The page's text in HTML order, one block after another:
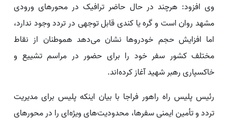
وی افزود: هرچند در حال حاضر ترافیک در محورهای ورودی
مشهد روان است و گره یا کندی قابل توجهی در تردد وجود ندارد،
اما افزایش حجم خودروها نشان می‌دهد هموطنان از نقاط
مختلف کشور سفر خود را برای حضور در مراسم تشییع و
خاکسپاری رهبر شهید آغاز کرده‌اند.
رئیس پلیس راه راهور فراجا با بیان اینکه پلیس برای مدیریت
تردد و تأمین ایمنی سفرها، محدودیت‌های ویژه‌ای را در محورهای